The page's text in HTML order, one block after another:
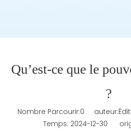
Qu’est-ce que le
?
Nombre Parcourir:0
Temps: 2024-12-30